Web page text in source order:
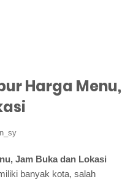
Harga Menu,
Jam Buka dan Lokasi
banyak kota, salah